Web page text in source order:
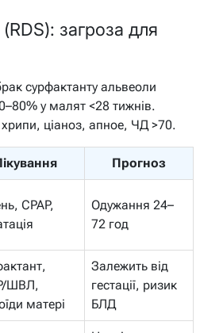
загроза для
сурфактанту альвеоли
у малят <28 тижнів.
ціаноз, апное, ЧД >70.
Прогноз
CPAP,
Одужання 24–
72 год
ШВЛ,
матері
Залежить від
гестації, ризик
БЛД